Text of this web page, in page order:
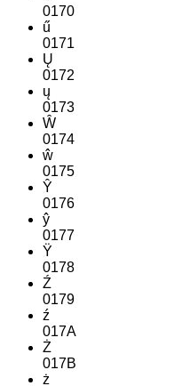
0170
ű
0171
Ų
0172
ų
0173
Ŵ
0174
ŵ
0175
Ŷ
0176
ŷ
0177
Ÿ
0178
Ź
0179
ź
017A
Ż
017B
ż